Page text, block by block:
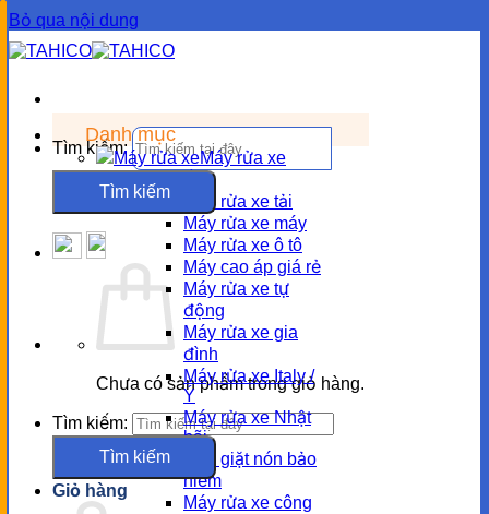
Bỏ qua nội dung
Tìm kiếm:
Chưa có sản phẩm trong giỏ hàng.
Tìm kiếm:
Giỏ hàng
Danh mục
Máy rửa xe
Nhu cầu
Máy rửa xe tải
Máy rửa xe máy
Máy rửa xe ô tô
Máy cao áp giá rẻ
Máy rửa xe tự
động
Máy rửa xe gia
đình
Máy rửa xe Italy /
Ý
Máy rửa xe Nhật
bãi
Máy giặt nón bảo
hiểm
Máy rửa xe công